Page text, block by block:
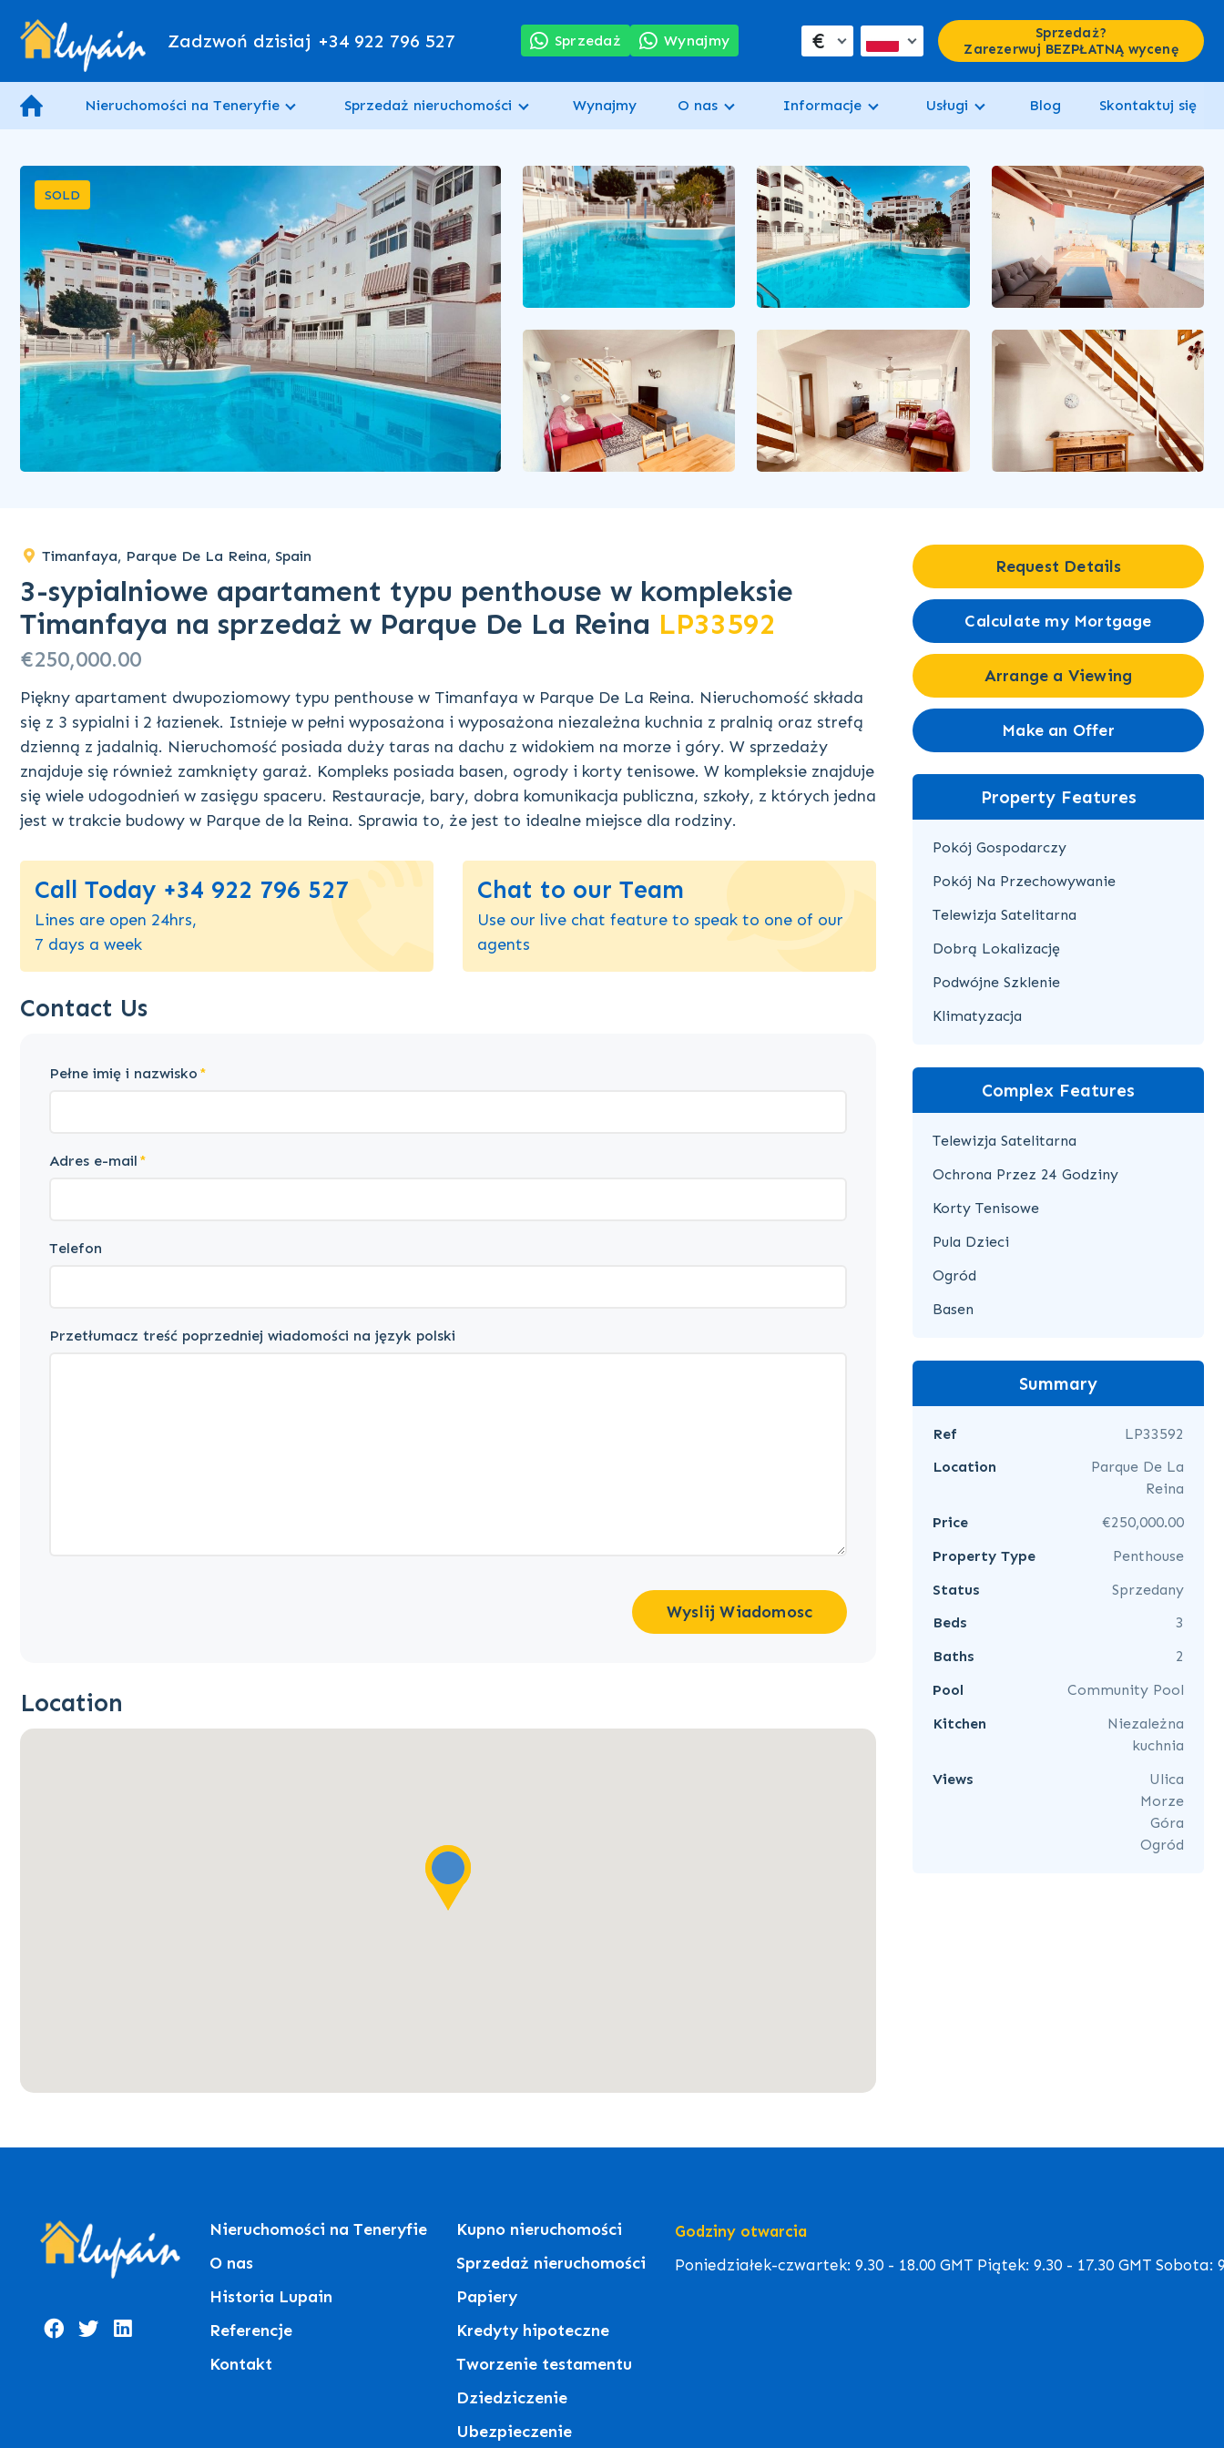
Zadzwoń dzisiaj +34 922 796 527 Sprzedaż Wynajmy €
Sprzedaż?
Zarezerwuj BEZPŁATNĄ wycenę
Nieruchomości na Teneryfie Sprzedaż nieruchomości Wynajmy O nas Informacje Usługi Blog Skontaktuj się
SOLD
Timanfaya, Parque De La Reina, Spain
3-sypialniowe apartament typu penthouse w kompleksie
Timanfaya na sprzedaż w Parque De La Reina LP33592
€250,000.00
Piękny apartament dwupoziomowy typu penthouse w Timanfaya w Parque De La Reina. Nieruchomość składa
się z 3 sypialni i 2 łazienek. Istnieje w pełni wyposażona i wyposażona niezależna kuchnia z pralnią oraz strefą
dzienną z jadalnią. Nieruchomość posiada duży taras na dachu z widokiem na morze i góry. W sprzedaży
znajduje się również zamknięty garaż. Kompleks posiada basen, ogrody i korty tenisowe. W kompleksie znajduje
się wiele udogodnień w zasięgu spaceru. Restauracje, bary, dobra komunikacja publiczna, szkoły, z których jedna
jest w trakcie budowy w Parque de la Reina. Sprawia to, że jest to idealne miejsce dla rodziny.
Call Today +34 922 796 527
Lines are open 24hrs,
7 days a week
Chat to our Team
Use our live chat feature to speak to one of our
agents
Contact Us
Pełne imię i nazwisko
Adres e-mail
Telefon
Przetłumacz treść poprzedniej wiadomości na język polski
Wyslij Wiadomosc
Location
Request Details
Calculate my Mortgage
Arrange a Viewing
Make an Offer
Property Features
Pokój Gospodarczy
Pokój Na Przechowywanie
Telewizja Satelitarna
Dobrą Lokalizację
Podwójne Szklenie
Klimatyzacja
Complex Features
Telewizja Satelitarna
Ochrona Przez 24 Godziny
Korty Tenisowe
Pula Dzieci
Ogród
Basen
Summary
Ref
LP33592
Location
Parque De La
Reina
Price
€250,000.00
Property Type
Penthouse
Status
Sprzedany
Beds
3
Baths
2
Pool
Community Pool
Kitchen
Niezależna
kuchnia
Views
Ulica
Morze
Góra
Ogród
Nieruchomości na Teneryfie
O nas
Historia Lupain
Referencje
Kontakt
Kupno nieruchomości
Sprzedaż nieruchomości
Papiery
Kredyty hipoteczne
Tworzenie testamentu
Dziedziczenie
Ubezpieczenie
Godziny otwarcia
Poniedziałek-czwartek: 9.30 - 18.00 GMT Piątek: 9.30 - 17.30 GMT Sobota: